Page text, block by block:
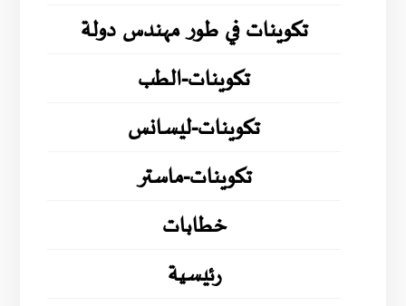
تكوينات في طور مهندس دولة
تكوينات-الطب
تكوينات-ليسانس
تكوينات-ماستر
خطابات
رئيسية